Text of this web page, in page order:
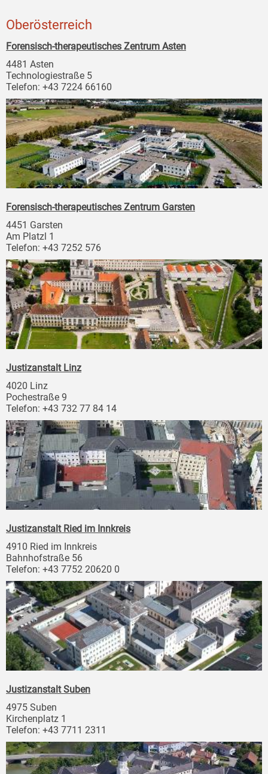
Oberösterreich
Forensisch-therapeutisches Zentrum Asten
4481 Asten
Technologiestraße 5
Telefon: +43 7224 66160
Forensisch-therapeutisches Zentrum Garsten
4451 Garsten
Am Platzl 1
Telefon: +43 7252 576
Justizanstalt Linz
4020 Linz
Pochestraße 9
Telefon: +43 732 77 84 14
Justizanstalt Ried im Innkreis
4910 Ried im Innkreis
Bahnhofstraße 56
Telefon: +43 7752 20620 0
Justizanstalt Suben
4975 Suben
Kirchenplatz 1
Telefon: +43 7711 2311